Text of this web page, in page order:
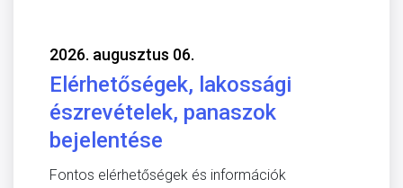
2026. augusztus 06.
Elérhetőségek, lakossági
észrevételek, panaszok
bejelentése
Fontos elérhetőségek és információk